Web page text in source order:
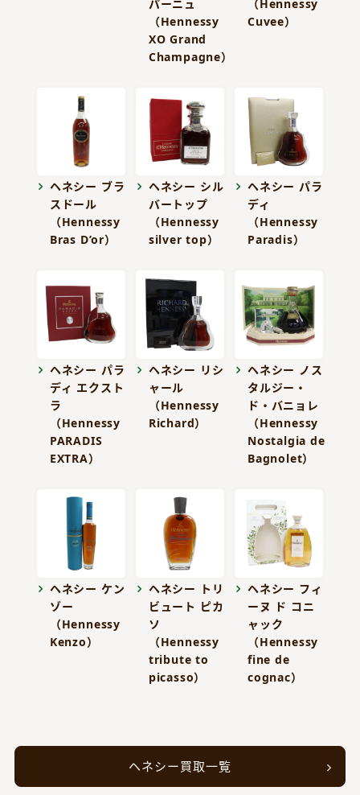
パーニュ
（Hennessy
XO Grand
Champagne）
（Hennessy
Cuvee）
ヘネシー ブラ
スドール
（Hennessy
Bras D’or）
ヘネシー シル
バートップ
（Hennessy
silver top）
ヘネシー パラ
ディ
（Hennessy
Paradis）
ヘネシー パラ
ディ エクスト
ラ
（Hennessy
PARADIS
EXTRA）
ヘネシー リシ
ャール
（Hennessy
Richard）
ヘネシー ノス
タルジー・
ド・バニョレ
（Hennessy
Nostalgia de
Bagnolet）
ヘネシー ケン
ゾー
（Hennessy
Kenzo）
ヘネシー トリ
ビュート ピカ
ソ
（Hennessy
tribute to
picasso）
ヘネシー フィ
ーヌ ド コニ
ャック
（Hennessy
fine de
cognac）
ヘネシー買取一覧